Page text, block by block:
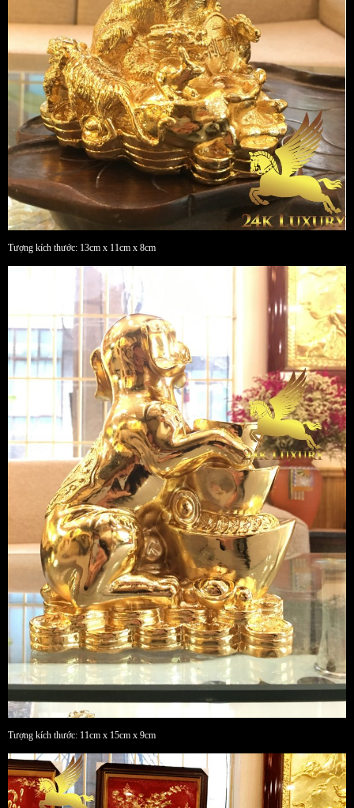
Tượng kích thước: 13cm x 11cm x 8cm
Tượng kích thước: 11cm x 15cm x 9cm